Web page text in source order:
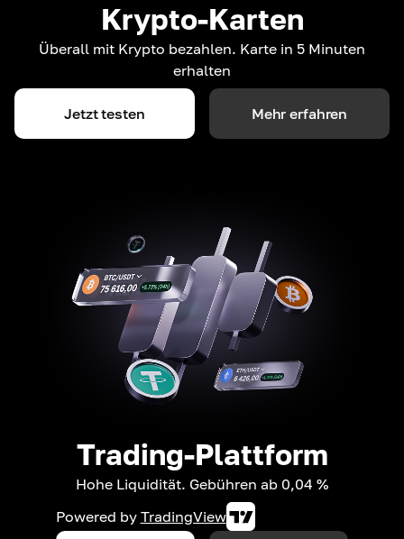
Krypto-Karten
Überall mit Krypto bezahlen. Karte in 5 Minuten
erhalten
Jetzt testen Mehr erfahren
Trading-Plattform
Hohe Liquidität. Gebühren ab 0,04 %
Powered by TradingView